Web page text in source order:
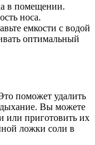
в помещении.
носа.
емкости с водой
оптимальный
поможет удалить
дыхание. Вы можете
или приготовить их
ложки соли в